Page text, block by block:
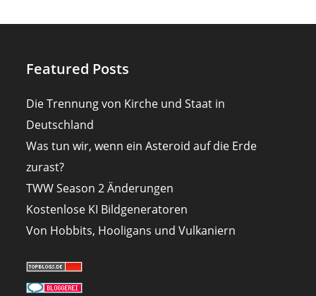
Featured Posts
Die Trennung von Kirche und Staat in
Deutschland
Was tun wir, wenn ein Asteroid auf die Erde
zurast?
TWW Season 2 Änderungen
Kostenlose KI Bildgeneratoren
Von Hobbits, Hooligans und Vulkaniern